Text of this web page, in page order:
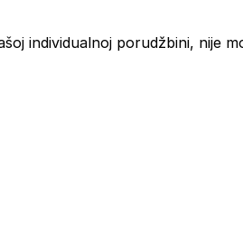
individualnoj porudžbini, nije